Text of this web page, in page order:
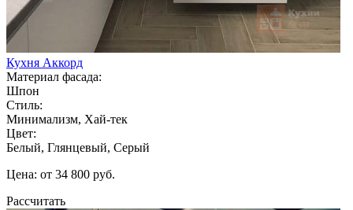
Кухня Аккорд
Материал фасада:
Шпон
Стиль:
Минимализм, Хай-тек
Цвет:
Белый, Глянцевый, Серый
Цена: от 34 800 руб.
Рассчитать